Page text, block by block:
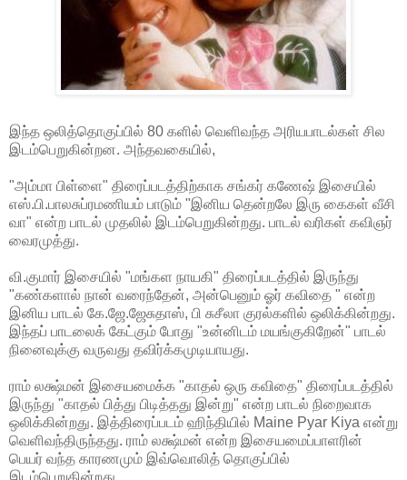
இந்த ஒலித்தொகுப்பில் 80 களில் வெளிவந்த அரியபாடல்கள் சில
இடம்பெறுகின்றன. அந்தவகையில்,
"அம்மா பிள்ளை" திரைப்படத்திற்காக சங்கர் கணேஷ் இசையில்
எஸ்.பி.பாலசுப்ரமணியம் பாடும் "இனிய தென்றலே இரு கைகள் வீசி
வா" என்ற பாடல் முதலில் இடம்பெறுகின்றது. பாடல் வரிகள் கவிஞர்
வைரமுத்து.
வி.குமார் இசையில் "மங்கள நாயகி" திரைப்படத்தில் இருந்து
"கண்களால் நான் வரைந்தேன், அன்பெனும் ஓர் கவிதை " என்ற
இனிய பாடல் கே.ஜே.ஜேசுதாஸ், பி சுசீலா குரல்களில் ஒலிக்கின்றது.
இந்தப் பாடலைக் கேட்கும் போது "உன்னிடம் மயங்குகிறேன்" பாடல்
நினைவுக்கு வருவது தவிர்க்கமுடியாயது.
ராம் லக்ஷ்மன் இசையமைக்க "காதல் ஒரு கவிதை" திரைப்படத்தில்
இருந்து "காதல் பித்து பிடித்தது இன்று" என்ற பாடல் நிறைவாக
ஒலிக்கின்றது. இத்திரைப்படம் ஹிந்தியில் Maine Pyar Kiya என்று
வெளிவந்திருந்தது. ராம் லக்ஷ்மன் என்ற இசையமைப்பாளரின்
பெயர் வந்த காரணமும் இவ்வொலித் தொகுப்பில்